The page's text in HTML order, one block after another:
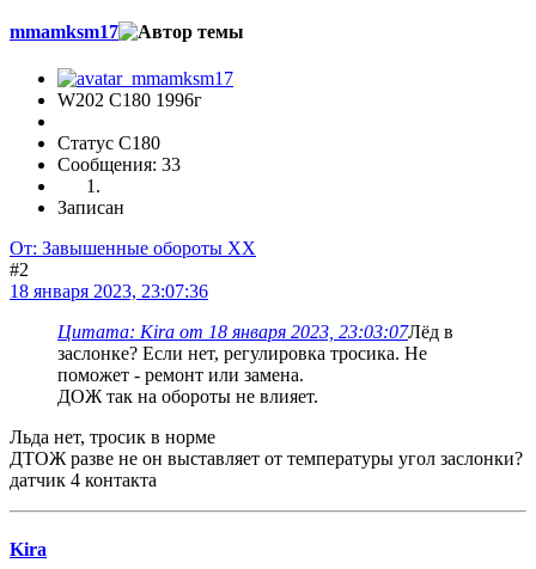
mmamksm17
W202 C180 1996г
Статус C180
Сообщения: 33
Записан
От: Завышенные обороты ХХ
#2
18 января 2023, 23:07:36
Цитата: Kira от 18 января 2023, 23:03:07Лёд в
заслонке? Если нет, регулировка тросика. Не
поможет - ремонт или замена.
ДОЖ так на обороты не влияет.
Льда нет, тросик в норме
ДТОЖ разве не он выставляет от температуры угол заслонки?
датчик 4 контакта
Kira